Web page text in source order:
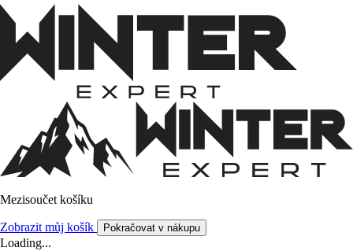
Mezisoučet košíku
Zobrazit můj košík Pokračovat v nákupu
Loading...